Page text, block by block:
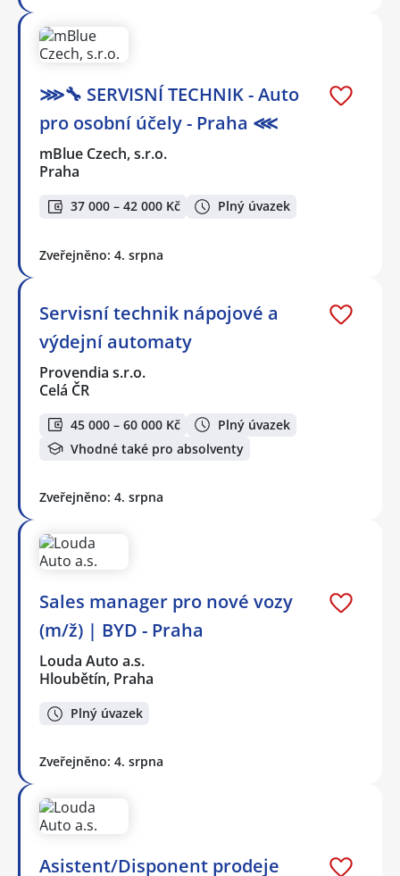
⋙🔧 SERVISNÍ TECHNIK - Auto
pro osobní účely - Praha ⋘
mBlue Czech, s.r.o.
Praha
37 000 – 42 000 Kč Plný úvazek
Zveřejněno: 4. srpna
Servisní technik nápojové a
výdejní automaty
Provendia s.r.o.
Celá ČR
45 000 – 60 000 Kč
Plný úvazek
Vhodné také pro absolventy
Zveřejněno: 4. srpna
Sales manager pro nové vozy
(m/ž) | BYD - Praha
Louda Auto a.s.
Hloubětín, Praha
Plný úvazek
Zveřejněno: 4. srpna
Asistent/Disponent prodeje